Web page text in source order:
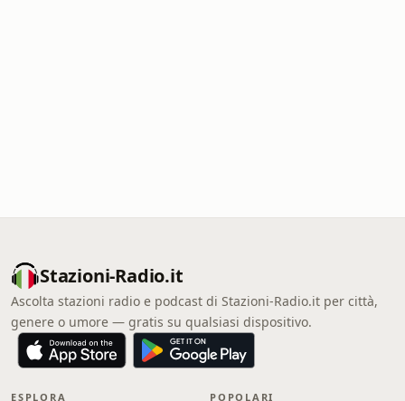
Stazioni-Radio.it
Ascolta stazioni radio e podcast di Stazioni-Radio.it per città,
genere o umore — gratis su qualsiasi dispositivo.
ESPLORA POPOLARI